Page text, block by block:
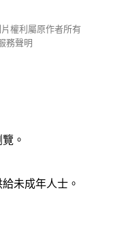
權利屬原作者所有
務聲明
。
未成年人士。